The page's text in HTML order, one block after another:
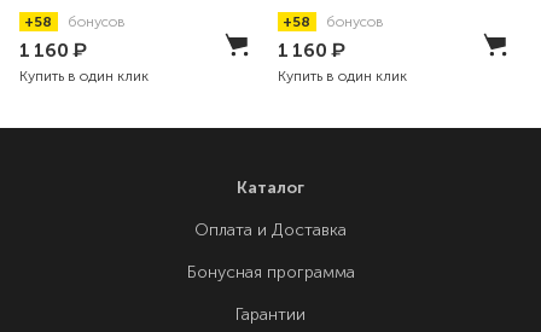
+58 бонусов
1 160₽
Купить в один клик
+58 бонусов
1 160₽
Купить в один клик
Каталог
Оплата и Доставка
Бонусная программа
Гарантии